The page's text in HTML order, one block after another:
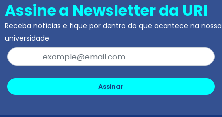
Assine a Newsletter da URI
Receba notícias e fique por dentro do que acontece na nossa
universidade
Assinar